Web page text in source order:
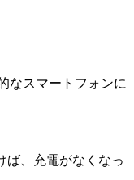
なスマートフォンに
ば、充電がなくなっ